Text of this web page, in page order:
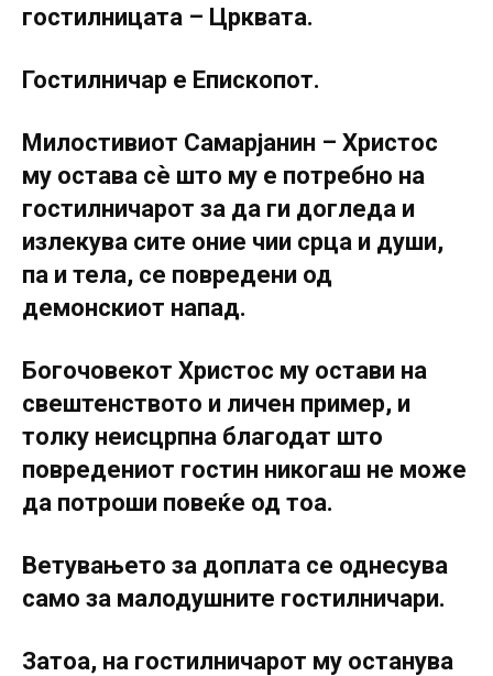
гостилницата – Црквата.
Гостилничар е Епископот.
Милостивиот Самарјанин – Христос
му остава сè што му е потребно на
гостилничарот за да ги догледа и
излекува сите оние чии срца и души,
па и тела, се повредени од
демонскиот напад.
Богочовекот Христос му остави на
свештенството и личен пример, и
толку неисцрпна благодат што
повредениот гостин никогаш не може
да потроши повеќе од тоа.
Ветувањето за доплата се однесува
само за малодушните гостилничари.
Затоа, на гостилничарот му останува